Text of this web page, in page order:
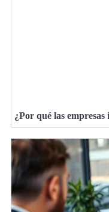
¿Por qué las